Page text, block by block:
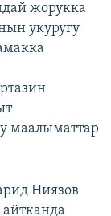
жорукка
укуругу
маалыматтар
Ниязов
айтканда